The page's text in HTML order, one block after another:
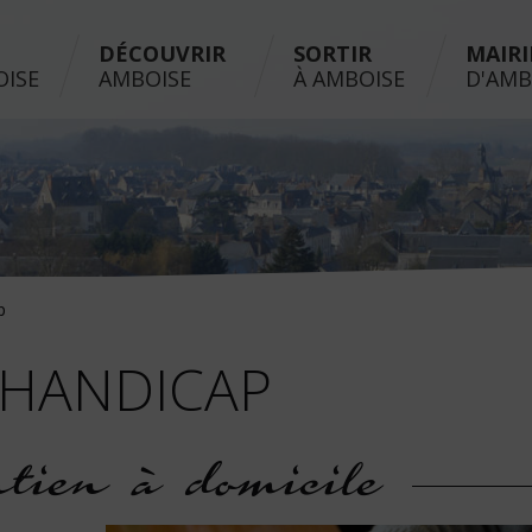
DÉCOUVRIR
AMBOISE
SORTIR
À AMBOISE
à domicile